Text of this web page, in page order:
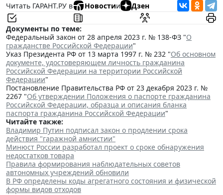
Читать ГАРАНТ.РУ в
Новостии Дзен
Документы по теме:
Федеральный закон от 28 апреля 2023 г. № 138-ФЗ "О
гражданстве Российской Федерации"
Указ Президента РФ от 13 марта 1997 г. № 232 "Об основном
документе, удостоверяющем личность гражданина
Российской Федерации на территории Российской
Федерации"
Постановление Правительства РФ от 23 декабря 2023 г. №
2267 "Об утверждении Положения о паспорте гражданина
Российской Федерации, образца и описания бланка
паспорта гражданина Российской Федерации"
Читайте также:
Владимир Путин подписал закон о продлении срока
действия "гаражной амнистии"
Минюст России разработал проект о сроке обнаружения
недостатков товара
Правила формирования наблюдательных советов
автономных учреждений обновили
В РФ определены коды агрегатного состояния и физической
формы видов отходов